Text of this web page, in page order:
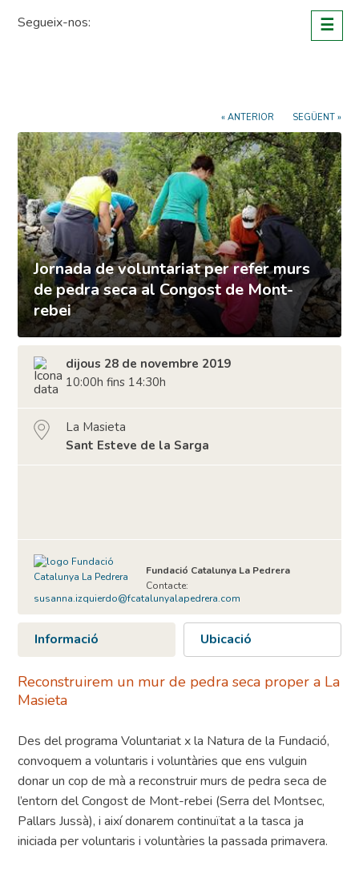
Segueix-nos: ☰
« ANTERIOR SEGÜENT »
Jornada de voluntariat per refer murs
de pedra seca al Congost de Mont-
rebei
dijous 28 de novembre 2019
10:00h fins 14:30h
La Masieta
Sant Esteve de la Sarga
Fundació Catalunya La Pedrera
Contacte:
susanna.izquierdo@fcatalunyalapedrera.com
Informació Ubicació
Reconstruirem un mur de pedra seca proper a La
Masieta
Des del programa Voluntariat x la Natura de la Fundació,
convoquem a voluntaris i voluntàries que ens vulguin
donar un cop de mà a reconstruir murs de pedra seca de
l’entorn del Congost de Mont-rebei (Serra del Montsec,
Pallars Jussà), i així donarem continuïtat a la tasca ja
iniciada per voluntaris i voluntàries la passada primavera.